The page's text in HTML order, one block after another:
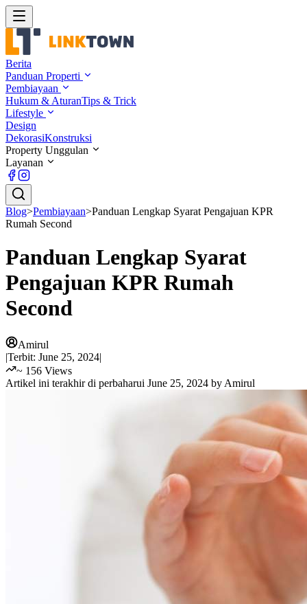
Berita
Panduan Properti
Pembiayaan
Hukum & AturanTips & Trick
Lifestyle
Design
DekorasiKonstruksi
Property Unggulan
Layanan
Blog>Pembiayaan>Panduan Lengkap Syarat Pengajuan KPR
Rumah Second
Panduan Lengkap Syarat
Pengajuan KPR Rumah
Second
Amirul
|Terbit: June 25, 2024|
~ 156 Views
Artikel ini terakhir di perbaharui June 25, 2024 by Amirul